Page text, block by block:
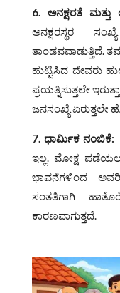
6.ಅನಕ್ಷರತೆ ಮತ್ತು
ಅನಕ್ಷರಸ್ಥರ
ತಾಂಡವವಾಡುತ್ತಿದೆ.
ಹುಟ್ಟಿಸಿದ ದೇವರು
ಪ್ರಯತ್ನಿಸುತ್ತಲೇ
ಜನಸಂಖ್ಯೆ ಏರುತ್ತಲೇ
7. ಧಾರ್ಮಿಕ ನಂಬಿಕೆ:
ಇಲ್ಲ. ಮೋಕ್ಷ
ಭಾವನೆಗಳಿಂದ
ಸಂತತಿಗಾಗಿ
ಕಾರಣವಾಗುತ್ತದೆ.